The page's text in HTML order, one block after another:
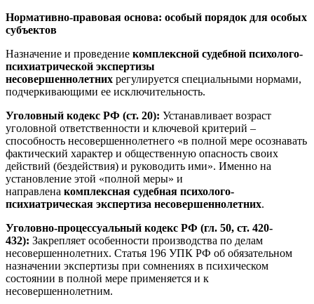
Нормативно-правовая основа: особый порядок для особых
субъектов
Назначение и проведение комплексной судебной психолого-
психиатрической экспертизы
несовершеннолетних регулируется специальными нормами,
подчеркивающими ее исключительность.
Уголовный кодекс РФ (ст. 20): Устанавливает возраст
уголовной ответственности и ключевой критерий –
способность несовершеннолетнего «в полной мере осознавать
фактический характер и общественную опасность своих
действий (бездействия) и руководить ими». Именно на
установление этой «полной меры» и
направлена комплексная судебная психолого-
психиатрическая экспертиза несовершеннолетних.
Уголовно-процессуальный кодекс РФ (гл. 50, ст. 420-
432): Закрепляет особенности производства по делам
несовершеннолетних. Статья 196 УПК РФ об обязательном
назначении экспертизы при сомнениях в психическом
состоянии в полной мере применяется и к
несовершеннолетним.